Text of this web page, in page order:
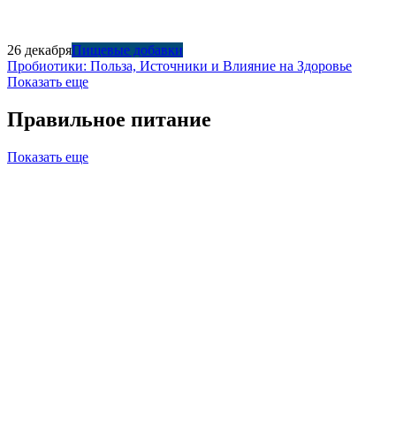
26 декабряПищевые добавки
Пробиотики: Польза, Источники и Влияние на Здоровье
Показать еще
Правильное питание
Показать еще